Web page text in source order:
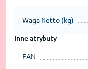
Waga Netto (kg)
Inne atrybuty
EAN